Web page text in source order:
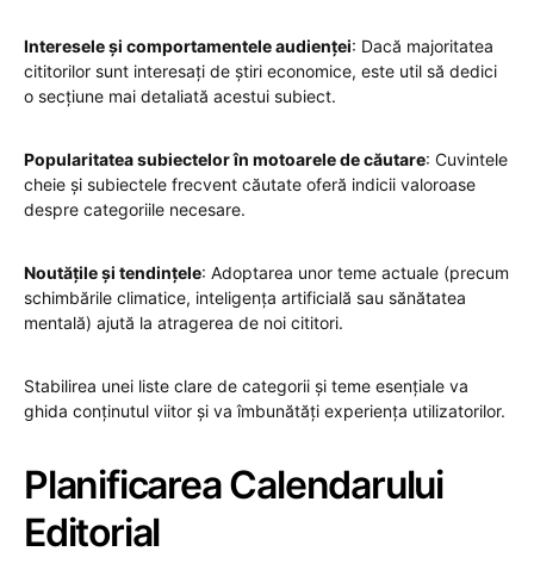
Interesele și comportamentele audienței: Dacă majoritatea
cititorilor sunt interesați de știri economice, este util să dedici
o secțiune mai detaliată acestui subiect.
Popularitatea subiectelor în motoarele de căutare: Cuvintele
cheie și subiectele frecvent căutate oferă indicii valoroase
despre categoriile necesare.
Noutățile și tendințele: Adoptarea unor teme actuale (precum
schimbările climatice, inteligența artificială sau sănătatea
mentală) ajută la atragerea de noi cititori.
Stabilirea unei liste clare de categorii și teme esențiale va
ghida conținutul viitor și va îmbunătăți experiența utilizatorilor.
Planificarea Calendarului
Editorial